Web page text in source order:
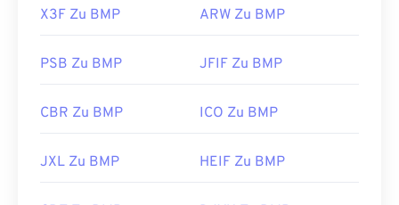
X3F Zu BMP ARW Zu BMP
PSB Zu BMP JFIF Zu BMP
CBR Zu BMP ICO Zu BMP
JXL Zu BMP HEIF Zu BMP